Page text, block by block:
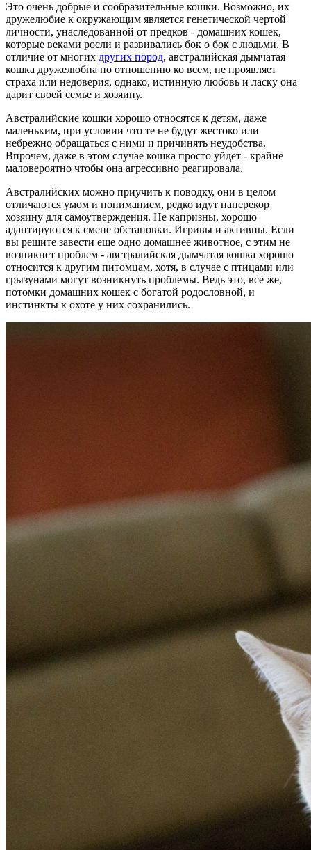
Это очень добрые и сообразительные кошки. Возможно, их
дружелюбие к окружающим является генетической чертой
личности, унаследованной от предков - домашних кошек,
которые веками росли и развивались бок о бок с людьми. В
отличие от многих других пород, австралийская дымчатая
кошка дружелюбна по отношению ко всем, не проявляет
страха или недоверия, однако, истинную любовь и ласку она
дарит своей семье и хозяину.
Австралийские кошки хорошо относятся к детям, даже
маленьким, при условии что те не будут жестоко или
небрежно обращаться с ними и причинять неудобства.
Впрочем, даже в этом случае кошка просто уйдет - крайне
маловероятно чтобы она агрессивно реагировала.
Австралийских можно приучить к поводку, они в целом
отличаются умом и пониманием, редко идут наперекор
хозяину для самоутверждения. Не капризны, хорошо
адаптируются к смене обстановки. Игривы и активны. Если
вы решите завести еще одно домашнее животное, с этим не
возникнет проблем - австралийская дымчатая кошка хорошо
относится к другим питомцам, хотя, в случае с птицами или
грызунами могут возникнуть проблемы. Ведь это, все же,
потомки домашних кошек с богатой родословной, и
инстинкты к охоте у них сохранились.